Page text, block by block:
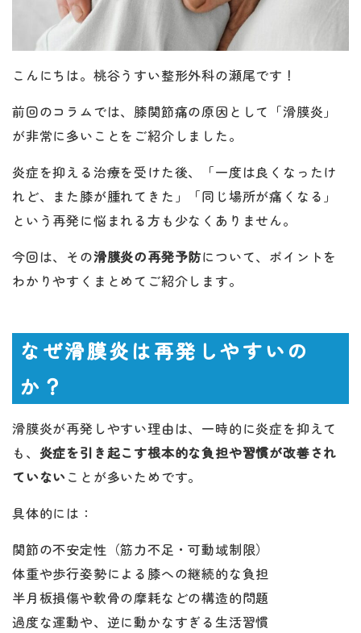
こんにちは。桃谷うすい整形外科の瀬尾です！
前回のコラムでは、膝関節痛の原因として「滑膜炎」
が非常に多いことをご紹介しました。
炎症を抑える治療を受けた後、「一度は良くなったけ
れど、また膝が腫れてきた」「同じ場所が痛くなる」
という再発に悩まれる方も少なくありません。
今回は、その滑膜炎の再発予防について、ポイントを
わかりやすくまとめてご紹介します。
なぜ滑膜炎は再発しやすいの
か？
滑膜炎が再発しやすい理由は、一時的に炎症を抑えて
も、 炎症を引き起こす根本的な負担や習慣が改善され
ていないことが多いためです。
具体的には：
関節の不安定性（筋力不足・可動域制限）
体重や歩行姿勢による膝への継続的な負担
半月板損傷や軟骨の摩耗などの構造的問題
過度な運動や、逆に動かなすぎる生活習慣